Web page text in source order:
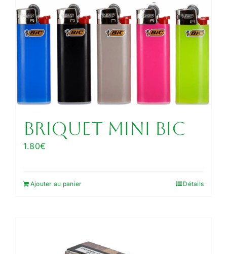
Briquet MINI BIC
1.80€
Ajouter au panier Détails